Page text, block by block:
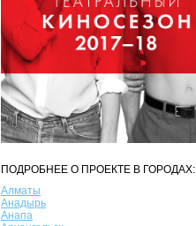
ПОДРОБНЕЕ О ПРОЕКТЕ В ГОРОДАХ:
Алматы
Анадырь
Анапа